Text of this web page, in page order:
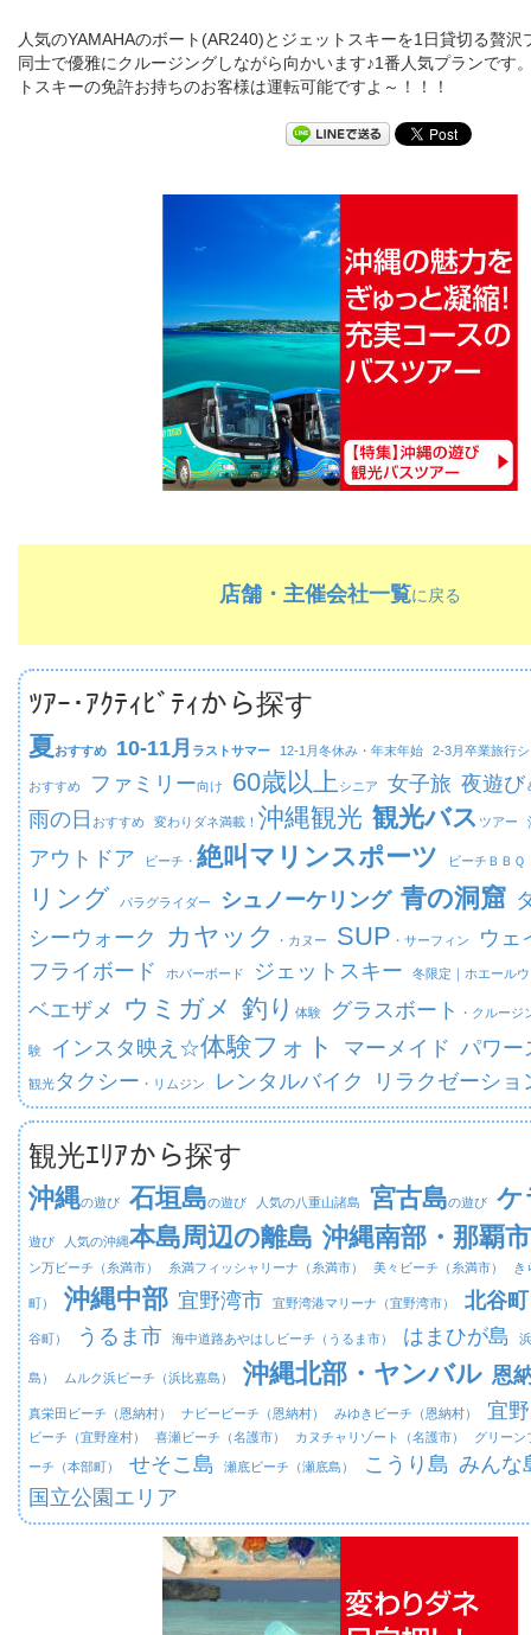
人気のYAMAHAのボート(AR240)とジェットスキーを1日貸切る贅沢
同士で優雅にクルージングしながら向かいます♪1番人気プランです
トスキーの免許お持ちのお客様は運転可能ですよ～！！！
店舗・主催会社一覧に戻る
ﾂｱｰ･ｱｸﾃｨﾋﾞﾃｨから探す
夏おすすめ 10-11月 ラストサマー 12-1月冬休み・年末年始 2-3月卒業旅行
おすすめ ファミリー向け 60歳以上 シニア 女子旅 夜遊び
雨の日 おすすめ 変わりダネ満載！ 沖縄観光 観光バス ツアー
アウトドア ビーチ・ 絶叫マリンスポーツ ビーチ ＢＢＱ
リング パラグライダー シュノーケリング 青の洞窟
シーウォーク
カヤック ・カヌー SUP ・サーフィン
ウェ
フライボード
ホバーボード ジェットスキー 冬限定｜ ホエール
ベエザメ ウミガメ 釣り 体験 グラスボート ・クルージ
験 インスタ映え☆体験フォト マーメイド パワー
観光タクシー ・リムジン レンタルバイク リラクゼーショ
観光ｴﾘｱから探す
沖縄の遊び 石垣島の遊び 人気の八重山諸島 宮古島の遊び ケ
遊び 人気の沖縄本島周辺の離島 沖縄南部・那覇市
ン万ビーチ（糸満市） 糸満フィッシャリーナ（糸満市） 美々ビーチ（糸満市） き
町） 沖縄中部 宜野湾市 宜野湾港マリーナ（宜野湾市） 北谷町
谷町） うるま市 海中道路あやはしビーチ（うるま市） はまひが島
島） ムルク浜ビーチ（浜比嘉島） 沖縄北部・ヤンバル 恩
真栄田ビーチ（恩納村） ナビービーチ（恩納村） みゆきビーチ（恩納村） 宜
ビーチ（宜野座村） 喜瀬ビーチ（名護市） カヌチャリゾート（名護市） グリーン
ーチ（本部町） せそこ島 瀬底ビーチ（瀬底島） こうり島 みんな
国立公園エリア